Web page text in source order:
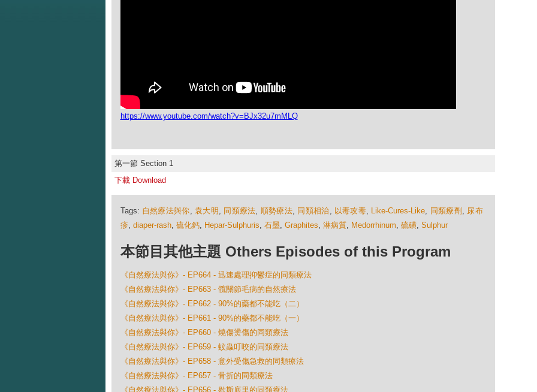
https://www.youtube.com/watch?v=BJx32u7mMLQ
第一節 Section 1
下載 Download
Tags: 自然療法與你, 袁大明 , 同類療法, 順勢療法, 同類相治, 以毒攻毒, Like-Cures-Like, 同類療劑 , 尿布
疹, diaper-rash, 硫化鈣, Hepar-Sulphuris, 石墨, Graphites, 淋病質, Medorrhinum, 硫磺, Sulphur
本節目其他主題 Others Episodes of this Program
《自然療法與你》- EP664 - 迅速處理抑鬱症的同類療法
《自然療法與你》- EP663 - 髖關節毛病的自然療法
《自然療法與你》- EP662 - 90%的藥都不能吃（二）
《自然療法與你》- EP661 - 90%的藥都不能吃（一）
《自然療法與你》- EP660 - 燒傷燙傷的同類療法
《自然療法與你》- EP659 - 蚊蟲叮咬的同類療法
《自然療法與你》- EP658 - 意外受傷急救的同類療法
《自然療法與你》- EP657 - 骨折的同類療法
《自然療法與你》- EP656 - 歇斯底里的同類療法